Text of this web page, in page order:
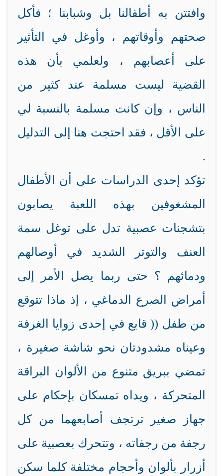
وافتتن به أطفالنا بل وشبابنا ؛ فأكل
صحتهم وأوقاتهم ، وأوغل في التأثير
على أعصابهم ، ولعلمي بأن هذه
القضية ليست مسلمة عند كثير من
الناس ، وإن كانت مسلمة بالنسبة لي
على الأقل ، فقد احتجت هنا إلى التدليل
.
تؤكد إحدى الدراسات على أن الأطفال
المشغوفين بهذه اللعبة يصابون
بتشجنات عصبية تدل على توغل سمة
العنف والتوتر الشديد في أوصالهم
ودمائهم ؟ حتى ربما يصل الأمر إلى
أمراض الصرع الدماغي ، إذ ماذا تتوقع
من طفل (( قابع في إحدى زوايا الغرفة
وعيناه مشدودتان نحو شاشة صغيرة ،
تمضي ببريق متنوع من الألوان البراقة
المتحركة ، ويداه تمسكان بإحكام على
جهاز صغير ترتجف أصابعهما من كل
رجفة من رجفاته ، وتتحرك بعصبية على
أزرار بألوان وأحجام مختلفة كلما سكن